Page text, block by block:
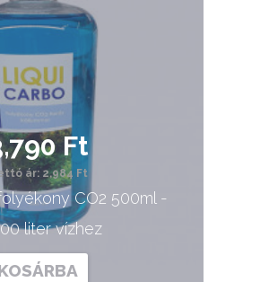
Ft
ár: 2,984 Ft
CO2 500ml -
liter vízhez